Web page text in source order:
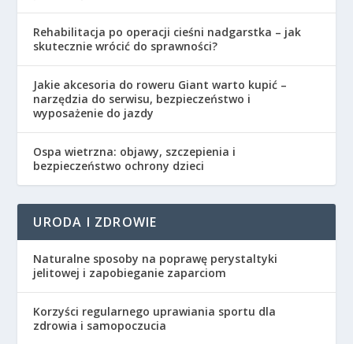
Rehabilitacja po operacji cieśni nadgarstka – jak
skutecznie wrócić do sprawności?
Jakie akcesoria do roweru Giant warto kupić –
narzędzia do serwisu, bezpieczeństwo i
wyposażenie do jazdy
Ospa wietrzna: objawy, szczepienia i
bezpieczeństwo ochrony dzieci
URODA I ZDROWIE
Naturalne sposoby na poprawę perystaltyki
jelitowej i zapobieganie zaparciom
Korzyści regularnego uprawiania sportu dla
zdrowia i samopoczucia